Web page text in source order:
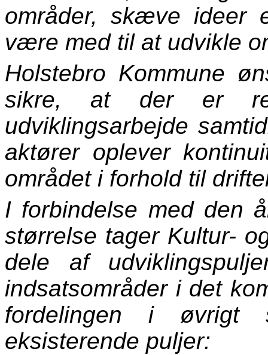
områder, skæve ideer
være med til at udvikle
Holstebro Kommune
sikre, at der er
udviklingsarbejde
aktører oplever
området i forhold til
I forbindelse med den
størrelse tager Kultur-
dele af
indsatsområder i det
fordelingen i
eksisterende puljer: